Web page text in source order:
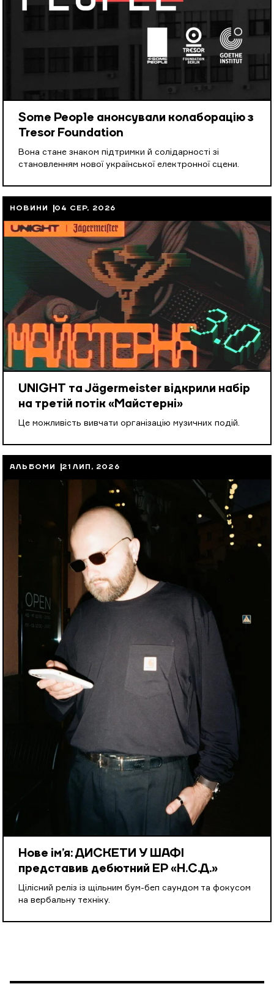
Some People анонсували колаборацію з
Tresor Foundation
Вона стане знаком підтримки й солідарності зі
становленням нової української електронної сцени.
НОВИНИ 04 СЕР, 2026
UNIGHT та Jägermeister відкрили набір
на третій потік «Майстерні»
Це можливість вивчати організацію музичних подій.
АЛЬБОМИ 21 ЛИП, 2026
Нове ім’я: ДИСКЕТИ У ШАФІ
представив дебютний EP «Н.С.Д.»
Цілісний реліз із щільним бум-беп саундом та фокусом
на вербальну техніку.